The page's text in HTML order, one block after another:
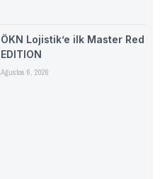
ÖKN Lojistik’e ilk Master Red
EDITION
Ağustos 6, 2026